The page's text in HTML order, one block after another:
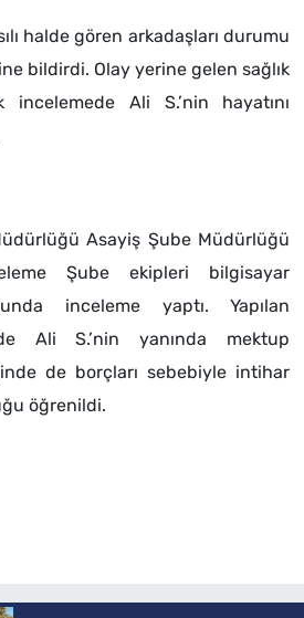
halde gören arkadaşları durumu
bildirdi. Olay yerine gelen sağlık
incelemede Ali S.’nin hayatını
Asayiş Şube Müdürlüğü
Şube ekipleri bilgisayar
inceleme yaptı. Yapılan
Ali S.’nin yanında mektup
de borçları sebebiyle intihar
öğrenildi.